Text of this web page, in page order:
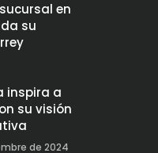
en
su
inspira a
su visión
de 2024